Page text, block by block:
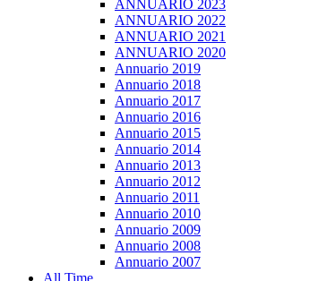
ANNUARIO 2023
ANNUARIO 2022
ANNUARIO 2021
ANNUARIO 2020
Annuario 2019
Annuario 2018
Annuario 2017
Annuario 2016
Annuario 2015
Annuario 2014
Annuario 2013
Annuario 2012
Annuario 2011
Annuario 2010
Annuario 2009
Annuario 2008
Annuario 2007
All Time